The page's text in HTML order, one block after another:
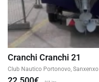
Cranchi Cranchi 21
Club Nautico Portonovo, Sanxenxo